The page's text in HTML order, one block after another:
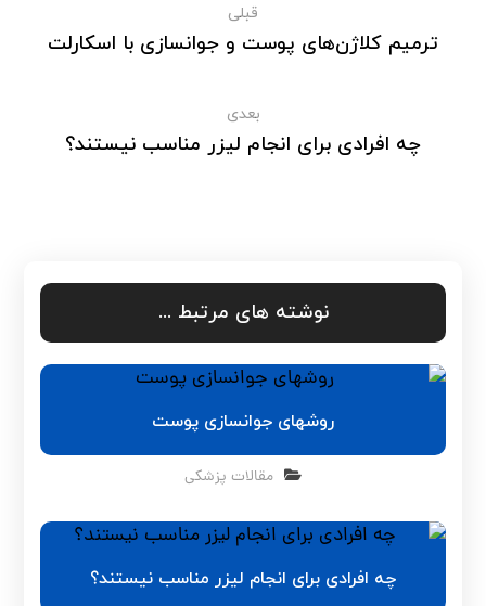
قبلی
ترمیم کلاژن‌های پوست و جوانسازی با اسکارلت
بعدی
چه افرادی برای انجام لیزر مناسب نیستند؟
نوشته های مرتبط ...
روشهای جوانسازی پوست
مقالات پزشکی
چه افرادی برای انجام لیزر مناسب نیستند؟